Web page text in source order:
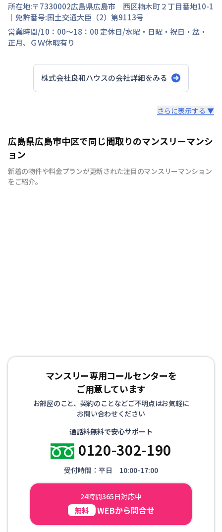
所在地:〒7330002広島県広島市 西区楠木町２丁目番地10-1
｜免許番号:国土交通大臣（2）第9113号
営業時間/10：00～18：00 定休日/水曜・日曜・祝日・盆・
正月、ＧＷ休暇有り
株式会社良和ハウスの会社詳細をみる
広島のマンスリーマンション“エールマンスリー広島”は、
中国地方で管理物件戸数 NO.1の良和ハウスが運営展開す
るマンスリーマンションです。 豊富な物件の中から厳選
したお部屋にお洒落な家具や質のよい家電を装備。 イン
テリアやサービスにも拘った地元密着企業ならではの柔軟
さらに表示する ▼
広島県広島市中区で同じ間取りのマンスリーマンシ
ョン
新着の物件や料金プランが更新された注目のマンスリーマンション
をご紹介。
マンスリー専用コールセンターを
ご用意しています
お部屋のこと、契約のことなどご不明点はお気軽に
お問い合わせください
通話料無料で安心サポート
0120-302-190
受付時間：平日 10:00-17:00
24時間365日対応中
無料 WEBから問合せ